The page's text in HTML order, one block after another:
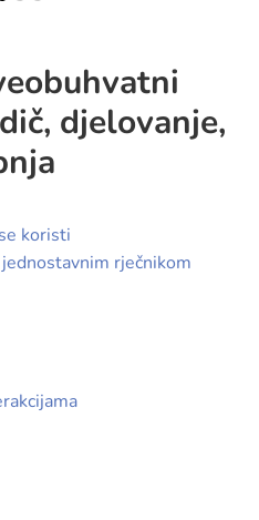
djelovanje,
koristi
rječnikom